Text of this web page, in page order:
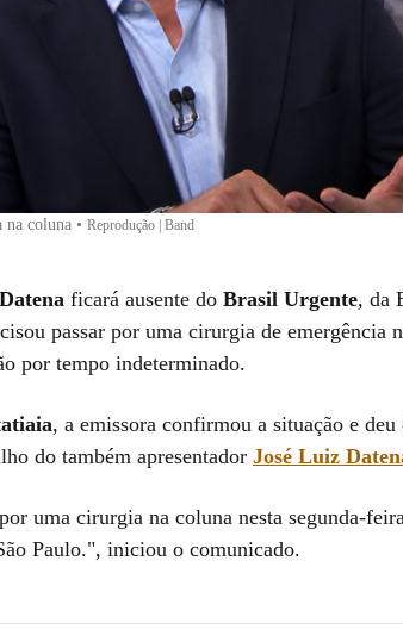
na coluna • Reprodução | Band
ficará ausente do Brasil Urgente, da
passar por uma cirurgia de emergência
por tempo indeterminado.
, a emissora confirmou a situação e deu
do também apresentador José Luiz
uma cirurgia na coluna nesta segunda-
Paulo.", iniciou o comunicado.